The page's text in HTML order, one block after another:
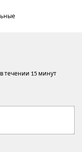
течении 15 минут